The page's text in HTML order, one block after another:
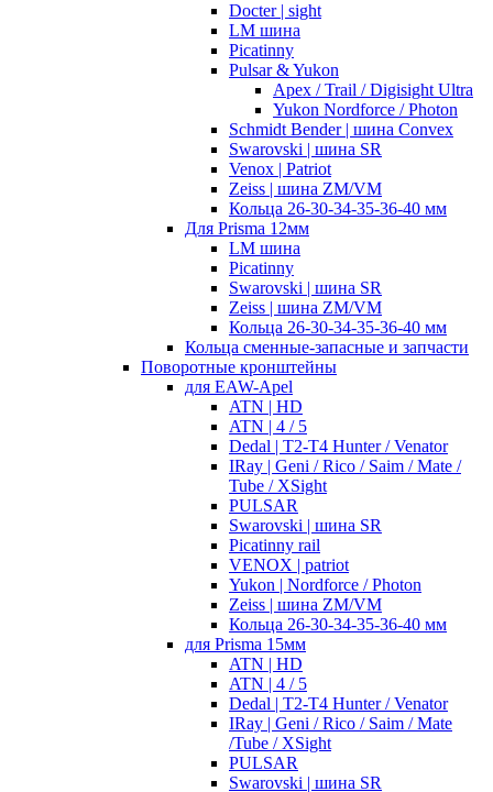
Docter | sight
LM шина
Picatinny
Pulsar & Yukon
Apex / Trail / Digisight Ultra
Yukon Nordforce / Photon
Schmidt Bender | шина Convex
Swarovski | шина SR
Venox | Patriot
Zeiss | шина ZM/VM
Кольца 26-30-34-35-36-40 мм
Для Prisma 12мм
LM шина
Picatinny
Swarovski | шина SR
Zeiss | шина ZM/VM
Кольца 26-30-34-35-36-40 мм
Кольца сменные-запасные и запчасти
Поворотные кронштейны
для EAW-Apel
ATN | HD
ATN | 4 / 5
Dedal | T2-T4 Hunter / Venator
IRay | Geni / Rico / Saim / Mate /
Tube / XSight
PULSAR
Swarovski | шина SR
Picatinny rail
VENOX | patriot
Yukon | Nordforce / Photon
Zeiss | шина ZM/VM
Кольца 26-30-34-35-36-40 мм
для Prisma 15мм
ATN | HD
ATN | 4 / 5
Dedal | T2-T4 Hunter / Venator
IRay | Geni / Rico / Saim / Mate
/Tube / XSight
PULSAR
Swarovski | шина SR